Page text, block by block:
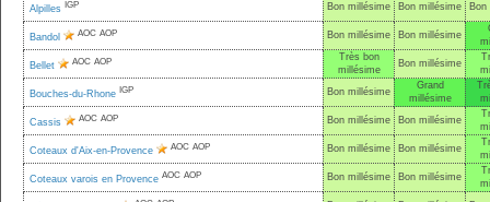
Alpilles IGP Bon millésime Bon millésime Bon
Bandol AOC AOP Bon millésime Bon millésime
Bellet AOC AOP
Très bon
millésime
Bon millésime
Bouches-du-Rhone IGP Bon millésime
Grand
millésime
Cassis AOC AOP Bon millésime Bon millésime
Coteaux d'Aix-en-Provence AOC AOP Bon millésime Bon millésime
Coteaux varois en Provence AOC AOP Bon millésime Bon millésime